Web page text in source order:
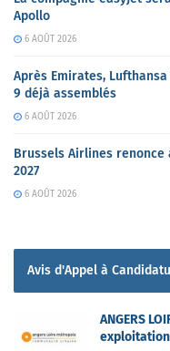
Apollo
6 AOÛT 2026
Après Emirates,
9 déjà assemblés
6 AOÛT 2026
Brussels Airlines
2027
6 AOÛT 2026
Avis d'Appel à
ANGERS
exploitation